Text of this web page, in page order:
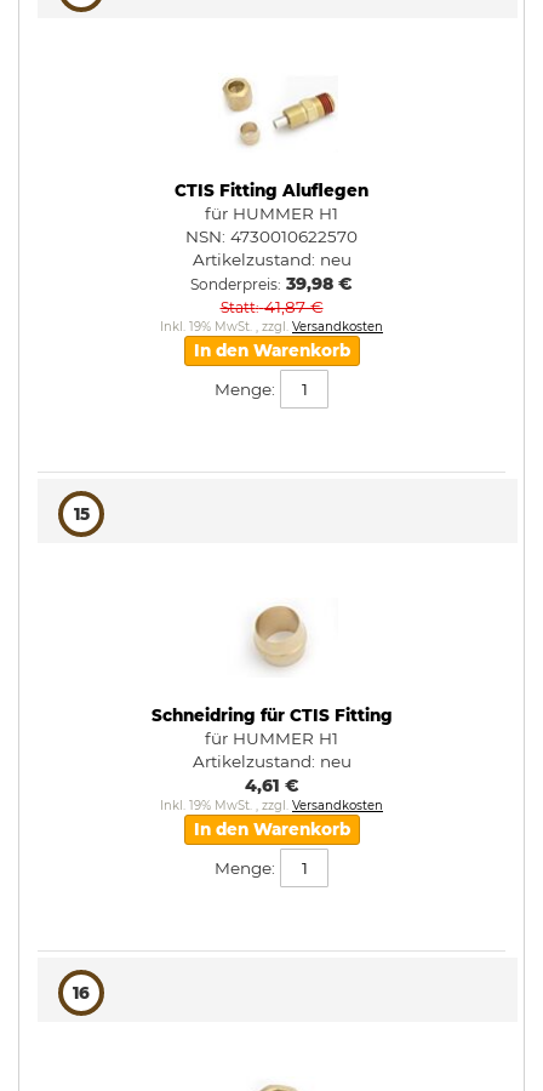
CTIS Fitting Aluflegen
für HUMMER H1
NSN: 4730010622570
Artikelzustand: neu
Sonderpreis 39,98 €
Statt 41,87 €
Inkl. 19% MwSt. , zzgl. Versandkosten
In den Warenkorb
Menge:
15
Schneidring für CTIS Fitting
für HUMMER H1
Artikelzustand: neu
4,61 €
Inkl. 19% MwSt. , zzgl. Versandkosten
In den Warenkorb
Menge:
16